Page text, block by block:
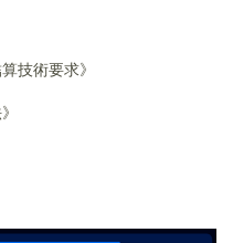
技術要求》